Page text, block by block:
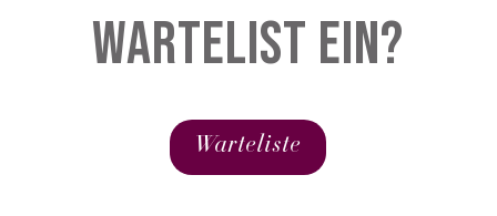
Wartelist ein?
Warteliste